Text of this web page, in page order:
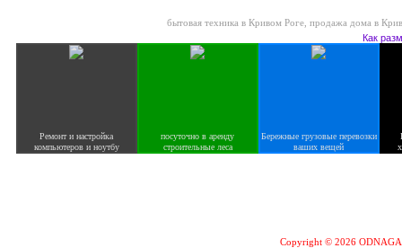
бытовая техника в Кривом Роге, продажа дома в
Как
Ремонт и настройка
компьютеров и ноутбу
посуточно в аренду
строительные леса
Бережные грузовые перевозки
ваших вещей
Copyright © 2026